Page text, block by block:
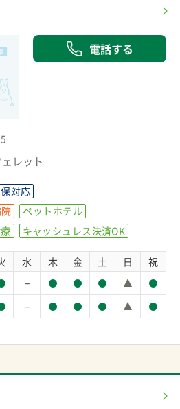
電話する
ェレット
対応
ペットホテル
キャッシュレス決済OK
水 木 金 土 日 祝
－
－